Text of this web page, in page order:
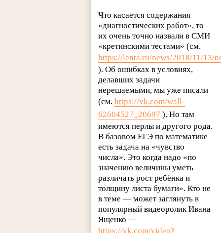
Что касается содержания
«диагностических работ», то
их очень точно назвали в СМИ
«кретинскими тестами» (см.
https://lenta.ru/news/2018/11/13/
). Об ошибках в условиях,
делавших задачи
нерешаемыми, мы уже писали
(см.https://vk.com/wall-
62604527_20697 ). Но там
имеются перлы и другого рода.
В базовом ЕГЭ по математике
есть задача на «чувство
числа». Это когда надо «по
значению величины уметь
различать рост ребёнка и
толщину листа бумаги». Кто не
в теме — может заглянуть в
популярный видеоролик Ивана
Ященко —
https://vk.com/video?